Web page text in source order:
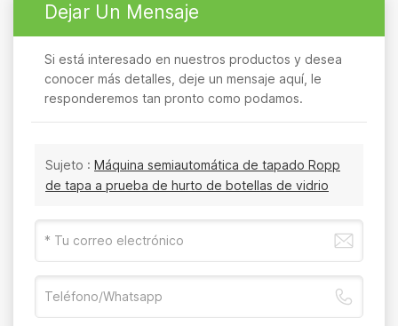
Dejar Un Mensaje
Si está interesado en nuestros productos y desea
conocer más detalles, deje un mensaje aquí, le
responderemos tan pronto como podamos.
Sujeto : Máquina semiautomática de tapado Ropp
de tapa a prueba de hurto de botellas de vidrio